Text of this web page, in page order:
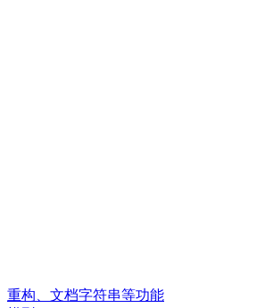
重构、文档字符串等功能